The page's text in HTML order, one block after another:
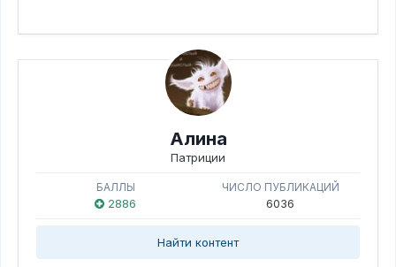
Алина
Патриции
БАЛЛЫ
2886
ЧИСЛО ПУБЛИКАЦИЙ
6036
Найти контент